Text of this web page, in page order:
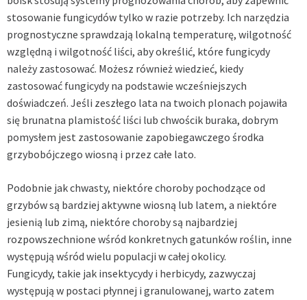
stosowanie fungicydów tylko w razie potrzeby. Ich narzędzia
prognostyczne sprawdzają lokalną temperaturę, wilgotność
względną i wilgotność liści, aby określić, które fungicydy
należy zastosować. Możesz również wiedzieć, kiedy
zastosować fungicydy na podstawie wcześniejszych
doświadczeń. Jeśli zeszłego lata na twoich plonach pojawiła
się brunatna plamistość liści lub chwościk buraka, dobrym
pomysłem jest zastosowanie zapobiegawczego środka
grzybobójczego wiosną i przez całe lato.
Podobnie jak chwasty, niektóre choroby pochodzące od
grzybów są bardziej aktywne wiosną lub latem, a niektóre
jesienią lub zimą, niektóre choroby są najbardziej
rozpowszechnione wśród konkretnych gatunków roślin, inne
występują wśród wielu populacji w całej okolicy.
Fungicydy, takie jak insektycydy i herbicydy, zazwyczaj
występują w postaci płynnej i granulowanej, warto zatem